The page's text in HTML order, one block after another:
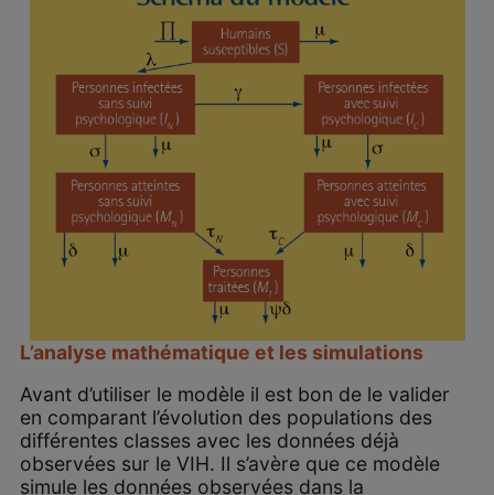
L’analyse mathématique et les simulations
Avant d’utiliser le modèle il est bon de le valider
en comparant l’évolution des populations des
différentes classes avec les données déjà
observées sur le VIH. Il s’avère que ce modèle
simule les données observées dans la